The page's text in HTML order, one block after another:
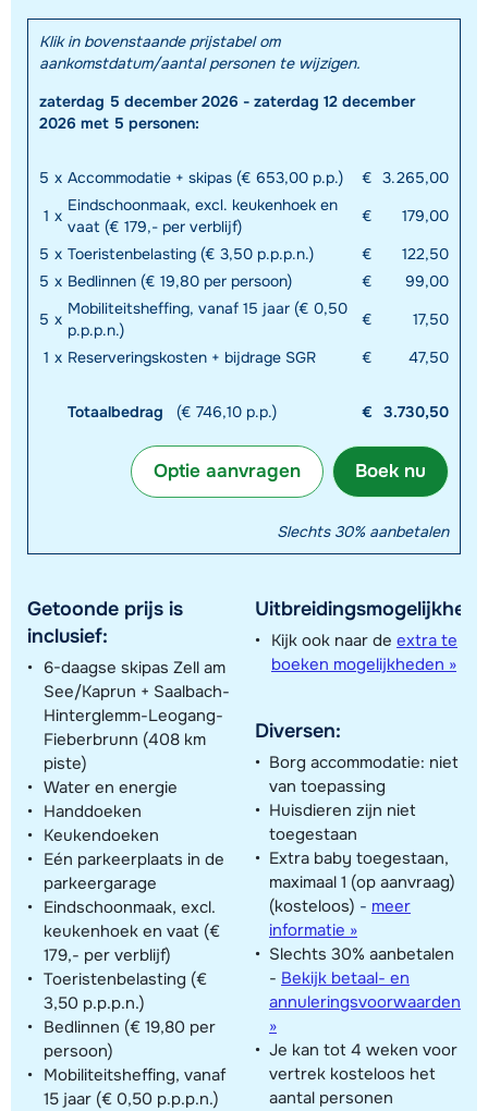
Klik in bovenstaande prijstabel om
aankomstdatum/aantal personen te wijzigen.
zaterdag 5 december 2026 - zaterdag 12 december
2026 met 5 personen:
5 x Accommodatie + skipas (€ 653,00 p.p.) € 3.265,00
1 x
Eindschoonmaak, excl. keukenhoek en
vaat (€ 179,- per verblijf)
€
179,00
5 x Toeristenbelasting (€ 3,50 p.p.p.n.) €
122,50
5 x Bedlinnen (€ 19,80 per persoon) €
99,00
5 x
Mobiliteitsheffing, vanaf 15 jaar (€ 0,50
p.p.p.n.)
€
17,50
1 x Reserveringskosten + bijdrage SGR € 47,50
Totaalbedrag (€ 746,10 p.p.) € 3.730,50
Boek nu
Optie aanvragen
Slechts 30% aanbetalen
Getoonde prijs is
inclusief:
6-daagse skipas Zell am
See/Kaprun + Saalbach-
Hinterglemm-Leogang-
Fieberbrunn (408 km
piste)
Water en energie
Handdoeken
Keukendoeken
Eén parkeerplaats in de
parkeergarage
Eindschoonmaak, excl.
keukenhoek en vaat (€
179,- per verblijf)
Toeristenbelasting (€
3,50 p.p.p.n.)
Bedlinnen (€ 19,80 per
persoon)
Mobiliteitsheffing, vanaf
15 jaar (€ 0,50 p.p.p.n.)
Kijk ook naar de extra te
boeken mogelijkheden »
Diversen:
Borg accommodatie: niet
van toepassing
Huisdieren zijn niet
toegestaan
Extra baby toegestaan,
maximaal 1 (op aanvraag)
(kosteloos) - meer
informatie »
Slechts 30% aanbetalen
- Bekijk betaal- en
annuleringsvoorwaarden
»
Je kan tot 4 weken voor
vertrek kosteloos het
aantal personen